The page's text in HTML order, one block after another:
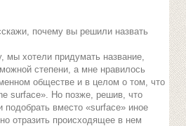
почему вы решили назвать
мы хотели придумать название,
степени, а мне нравилось
обществе и в целом о том, что
surface». Но позже, решив, что
вместо «surface» иное
отразить происходящее в нем